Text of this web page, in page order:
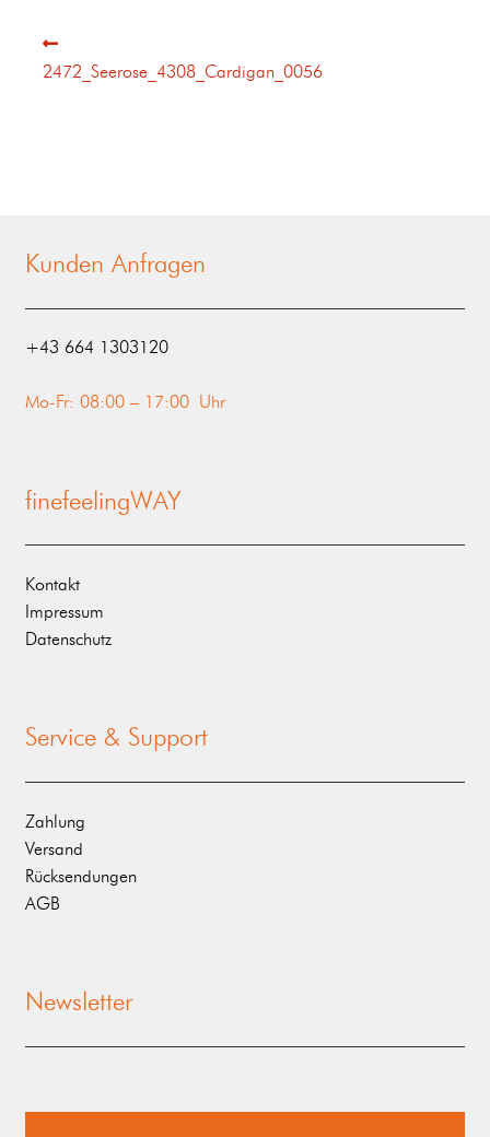
2472_Seerose_4308_Cardigan_0056
Kunden Anfragen
‭+43 664 1303120‬
Mo-Fr: 08:00 – 17:00 Uhr
finefeelingWAY
Kontakt
Impressum
Datenschutz
Service & Support
Zahlung
Versand
Rücksendungen
AGB
Newsletter